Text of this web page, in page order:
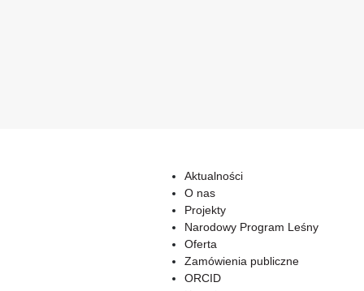
Aktualności
O nas
Projekty
Narodowy Program Leśny
Oferta
Zamówienia publiczne
ORCID